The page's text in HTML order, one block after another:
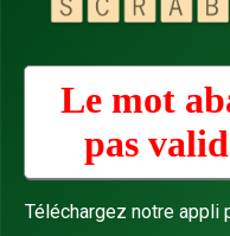
Le mot
pas
Téléchargez notre appli